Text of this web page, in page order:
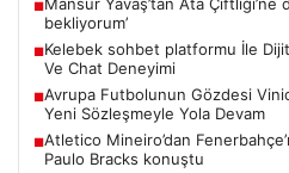
■
bekliyorum’
■Kelebek sohbet platformu İle
Ve Chat Deneyimi
■Avrupa Futbolunun Gözdesi
Yeni Sözleşmeyle Yola Devam
■Atletico Mineiro’dan
Paulo Bracks konuştu